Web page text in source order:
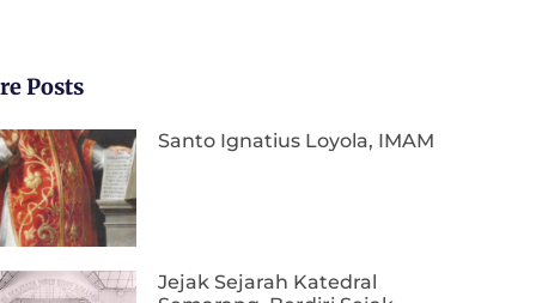
Posts
Santo Ignatius Loyola, IMAM
Jejak Sejarah Katedral